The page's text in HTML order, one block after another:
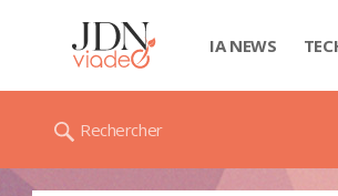
IA NEWS
Rechercher